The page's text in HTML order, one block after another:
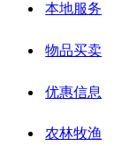
本地服务
物品买卖
优惠信息
农林牧渔